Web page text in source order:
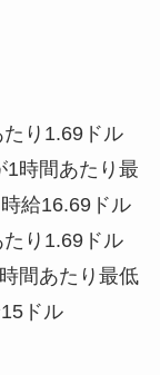
り1.69ドル
1時間あたり最
給16.69ドル
り1.69ドル
間あたり最低
ドル